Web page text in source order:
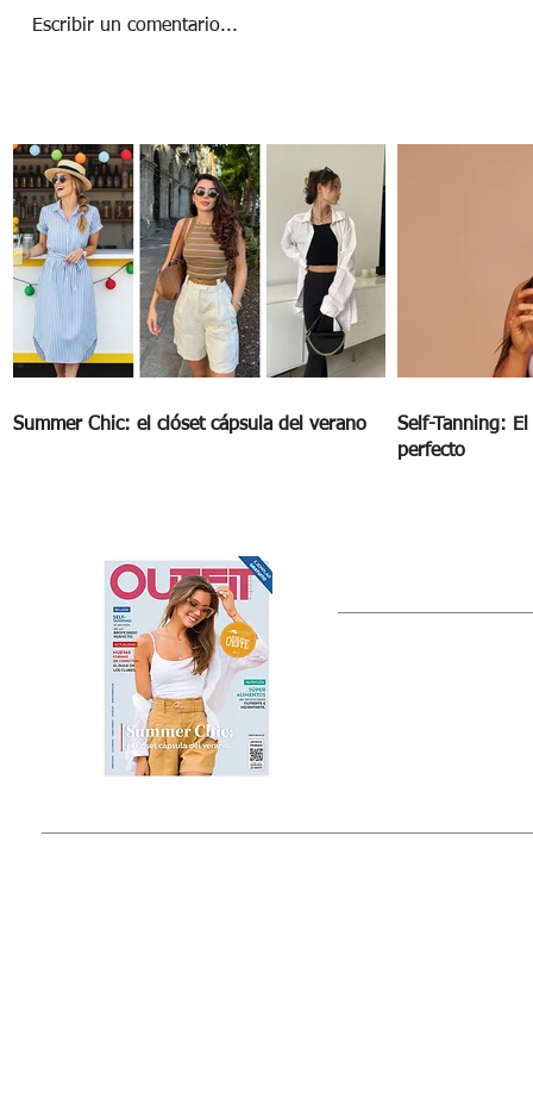
Escribir un comentario...
Summer Chic: el clóset cápsula del verano
Self-Tanning:
perfecto